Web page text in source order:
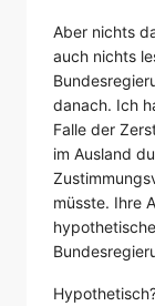
Aber nichts
auch nichts
danach. Ich
Falle der
im Ausland
müsste. Ihre